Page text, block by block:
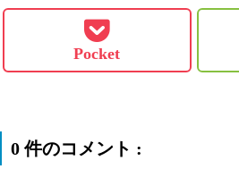
Pocket
0 件のコメント :